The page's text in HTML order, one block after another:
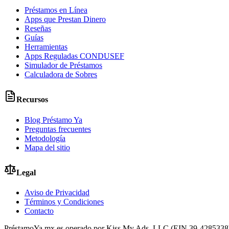
Préstamos en Línea
Apps que Prestan Dinero
Reseñas
Guías
Herramientas
Apps Reguladas CONDUSEF
Simulador de Préstamos
Calculadora de Sobres
Recursos
Blog Préstamo Ya
Preguntas frecuentes
Metodología
Mapa del sitio
Legal
Aviso de Privacidad
Términos y Condiciones
Contacto